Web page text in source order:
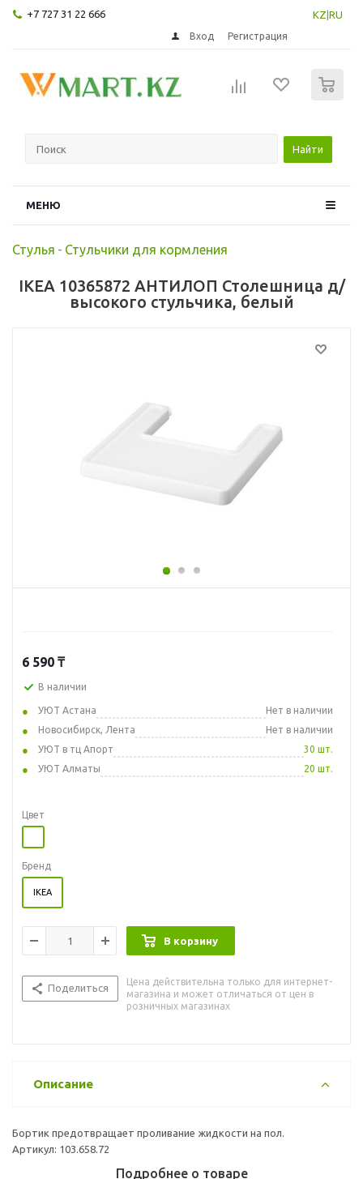
+7 727 31 22 666 KZ RU
Вход Регистрация
Найти
МЕНЮ
Стулья - Стульчики для кормления
IKEA 10365872 АНТИЛОП Столешница д/
высокого стульчика, белый
6 590 ₸
В наличии
УЮТ Астана
Нет в наличии
Новосибирск, Лента
Нет в наличии
УЮТ в тц Апорт
30 шт.
УЮТ Алматы
20 шт.
Цвет
Бренд
IKEA
В корзину
Поделиться
Цена действительна только для интернет-
магазина и может отличаться от цен в
розничных магазинах
Описание
Бортик предотвращает проливание жидкости на пол.
Артикул: 103.658.72
Подробнее о товаре